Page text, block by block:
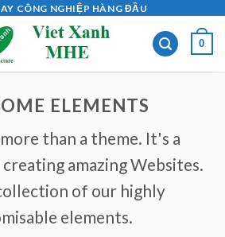
CÔNG NGHIỆP HÀNG ĐẦU
0
ELEMENTS
than a theme. It's a
amazing Websites.
of our highly
elements.